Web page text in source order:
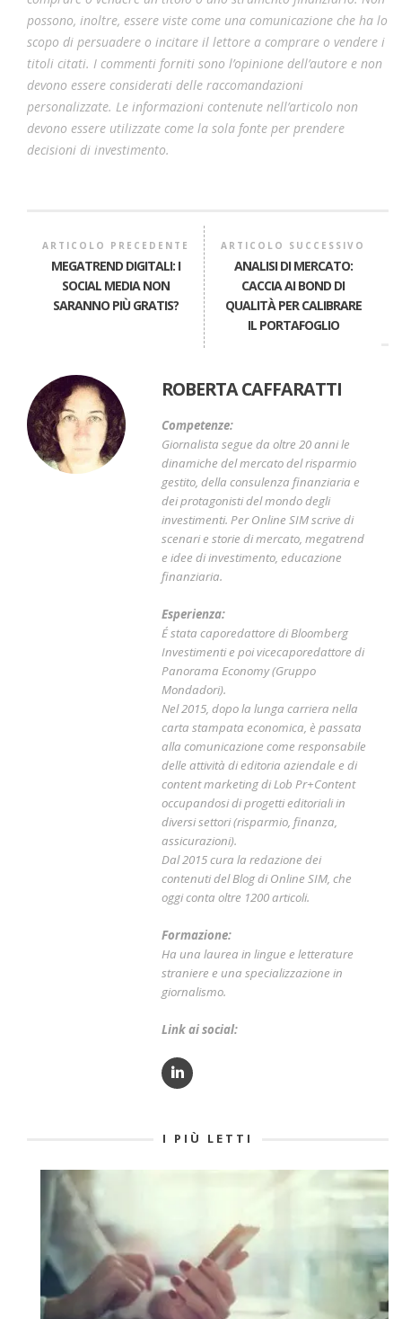
possono, inoltre, essere viste come una comunicazione che ha lo
scopo di persuadere o incitare il lettore a comprare o vendere i
titoli citati. I commenti forniti sono l’opinione dell’autore e non
devono essere considerati delle raccomandazioni
personalizzate. Le informazioni contenute nell’articolo non
devono essere utilizzate come la sola fonte per prendere
decisioni di investimento.
ARTICOLO PRECEDENTE
MEGATREND DIGITALI: I
SOCIAL MEDIA NON
SARANNO PIÙ GRATIS?
ARTICOLO SUCCESSIVO
ANALISI DI MERCATO:
CACCIA AI BOND DI
QUALITÀ PER CALIBRARE
IL PORTAFOGLIO
ROBERTA CAFFARATTI
Competenze:
Giornalista segue da oltre 20 anni le
dinamiche del mercato del risparmio
gestito, della consulenza finanziaria e
dei protagonisti del mondo degli
investimenti. Per Online SIM scrive di
scenari e storie di mercato, megatrend
e idee di investimento, educazione
finanziaria.
Esperienza:
É stata caporedattore di Bloomberg
Investimenti e poi vicecaporedattore di
Panorama Economy (Gruppo
Mondadori).
Nel 2015, dopo la lunga carriera nella
carta stampata economica, è passata
alla comunicazione come responsabile
delle attività di editoria aziendale e di
content marketing di Lob Pr+Content
occupandosi di progetti editoriali in
diversi settori (risparmio, finanza,
assicurazioni).
Dal 2015 cura la redazione dei
contenuti del Blog di Online SIM, che
oggi conta oltre 1200 articoli.
Formazione:
Ha una laurea in lingue e letterature
straniere e una specializzazione in
giornalismo.
Link ai social:
I PIÙ LETTI